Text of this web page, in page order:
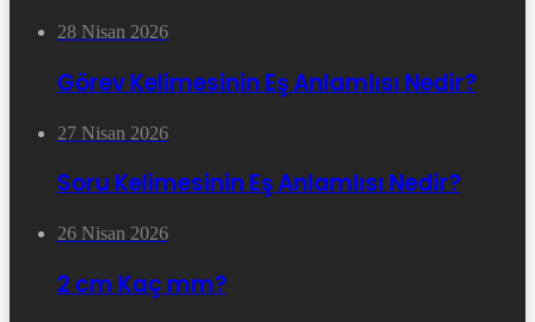
28 Nisan 2026
Görev Kelimesinin Eş Anlamlısı Nedir?
27 Nisan 2026
Soru Kelimesinin Eş Anlamlısı Nedir?
26 Nisan 2026
2 cm Kaç mm?